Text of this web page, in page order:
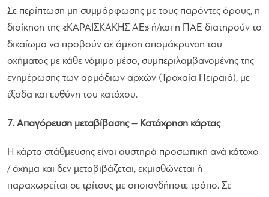
Σε περίπτωση μη συμμόρφωσης με τους παρόντες όρους, η
διοίκηση της «ΚΑΡΑΙΣΚΑΚΗΣ ΑΕ» ή/και η ΠΑΕ διατηρούν το
δικαίωμα να προβούν σε άμεση απομάκρυνση του
οχήματος με κάθε νόμιμο μέσο, συμπεριλαμβανομένης της
ενημέρωσης των αρμόδιων αρχών (Τροχαία Πειραιά), με
έξοδα και ευθύνη του κατόχου.
7. Απαγόρευση μεταβίβασης – Κατάχρηση κάρτας
Η κάρτα στάθμευσης είναι αυστηρά προσωπική ανά κάτοχο
/ όχημα και δεν μεταβιβάζεται, εκμισθώνεται ή
παραχωρείται σε τρίτους με οποιονδήποτε τρόπο. Σε